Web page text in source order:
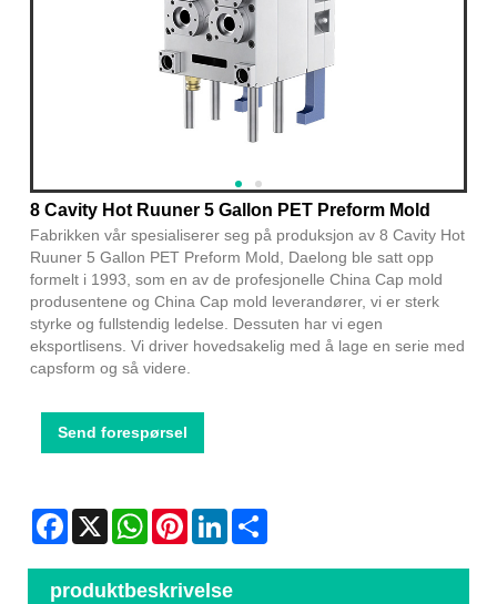
8 Cavity Hot Ruuner 5 Gallon PET Preform Mold
Fabrikken vår spesialiserer seg på produksjon av 8 Cavity Hot
Ruuner 5 Gallon PET Preform Mold, Daelong ble satt opp
formelt i 1993, som en av de profesjonelle China Cap mold
produsentene og China Cap mold leverandører, vi er sterk
styrke og fullstendig ledelse. Dessuten har vi egen
eksportlisens. Vi driver hovedsakelig med å lage en serie med
capsform og så videre.
Send forespørsel
Facebook
X WhatsAppPinterestLinkedIn
produktbeskrivelse